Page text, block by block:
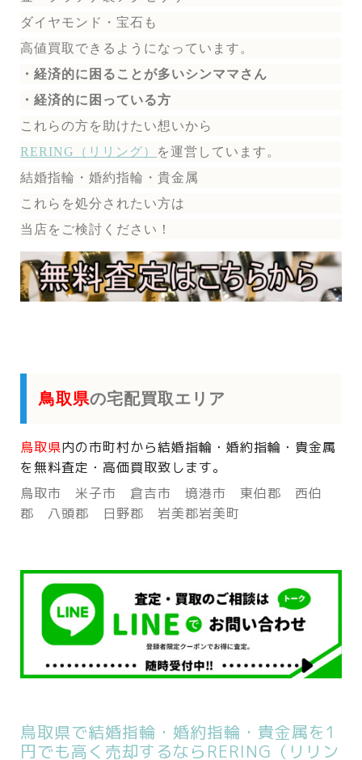
ダイヤモンド・宝石も
高値買取できるようになっています。
・経済的に困ることが多いシンママさん
・経済的に困っている方
これらの方を助けたい想いから
RERING（リリング）
を運営しています。
結婚指輪・婚約指輪・貴金属
これらを処分されたい方は
当店をご検討ください！
鳥取県の宅配買取エリア
鳥取県内の市町村から結婚指輪・婚約指輪・貴金属
を無料査定・高価買取致します。
鳥取市 米子市 倉吉市 境港市 東伯郡 西伯
郡 八頭郡 日野郡 岩美郡岩美町
鳥取県で結婚指輪・婚約指輪・貴金属を1
円でも高く売却するならRERING（リリン